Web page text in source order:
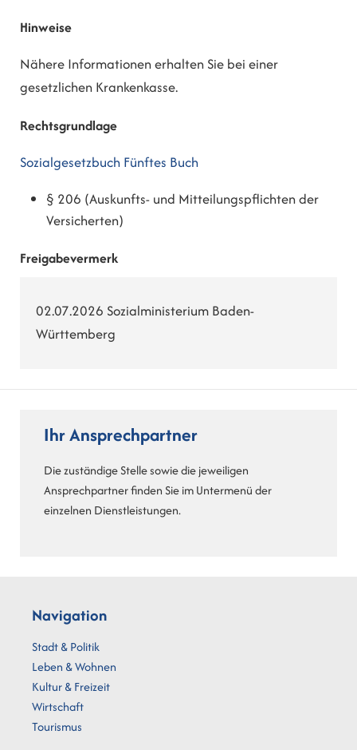
Hinweise
Nähere Informationen erhalten Sie bei einer
gesetzlichen Krankenkasse.
Rechtsgrundlage
Sozialgesetzbuch Fünftes Buch
§ 206 (Auskunfts- und Mitteilungspflichten der
Versicherten)
Freigabevermerk
02.07.2026 Sozialministerium Baden-
Württemberg
Ihr Ansprechpartner
Die zuständige Stelle sowie die jeweiligen
Ansprechpartner finden Sie im Untermenü der
einzelnen Dienstleistungen.
Navigation
Stadt & Politik
Leben & Wohnen
Kultur & Freizeit
Wirtschaft
Tourismus